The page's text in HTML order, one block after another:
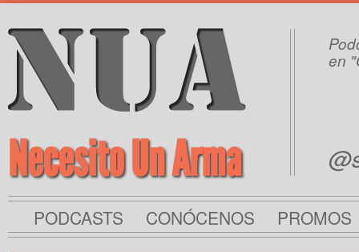
Necesito Un Arma
en
PODCASTS CONÓCENOS PROMOS